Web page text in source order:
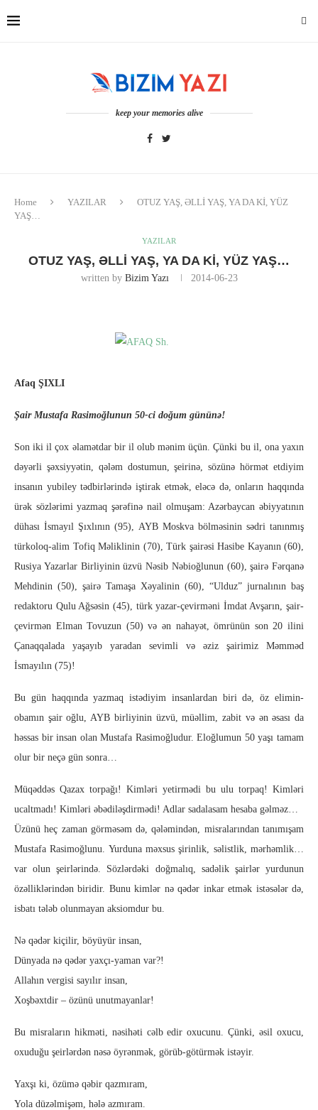
keep your memories alive
Home YAZILAR
OTUZ YAŞ, ƏLLİ YAŞ, YA DA Kİ, YÜZ
YAŞ…
YAZILAR
OTUZ YAŞ, ƏLLİ YAŞ, YA DA Kİ, YÜZ YAŞ…
written by Bizim Yazı 2014-06-23
Afaq ŞIXLI
Şair Mustafa Rasimoğlunun 50-ci doğum gününə!
Son iki il çox əlamətdar bir il olub mənim üçün. Çünki bu il, ona yaxın
dəyərli şəxsiyyətin, qələm dostumun, şeirinə, sözünə hörmət etdiyim
insanın yubiley tədbirlərində iştirak etmək, eləcə də, onların haqqında
ürək sözlərimi yazmaq şərəfinə nail olmuşam:Azərbaycan əbiyyatının
dühası İsmayıl Şıxlının (95), AYB Moskva bölməsinin sədri tanınmış
türkoloq-alim Tofiq Məliklinin (70), Türk şairəsi Hasibe Kayanın (60),
Rusiya Yazarlar Birliyinin üzvü Nəsib Nəbioğlunun (60), şairə Fərqanə
Mehdinin (50), şairə Tamaşa Xəyalinin (60), “Ulduz” jurnalının baş
redaktoru Qulu Ağsəsin (45), türk yazar-çevirməni İmdat Avşarın, şair-
çevirmən Elman Tovuzun (50) və ən nahayət, ömrünün son 20 ilini
Çanaqqalada yaşayıb yaradan sevimli və əziz şairimiz Məmməd
İsmayılın (75)!
Bu gün haqqında yazmaq istədiyim insanlardan biri də, öz elimin-
obamın şair oğlu, AYB birliyinin üzvü, müəllim, zabit və ən əsası da
həssas bir insan olan Mustafa Rasimoğludur. Eloğlumun 50 yaşı tamam
olur bir neçə gün sonra…
Müqəddəs Qazax torpağı! Kimləri yetirmədi bu ulu torpaq! Kimləri
ucaltmadı! Kimləri əbədiləşdirmədi! Adlar sadalasam hesaba gəlməz…
Üzünü heç zaman görməsəm də, qələmindən, misralarından tanımışam
Mustafa Rasimoğlunu. Yurduna məxsus şirinlik, səlistlik, mərhəmlik…
var olun şeirlərində. Sözlərdəki doğmalıq, sadəlik şairlər yurdunun
özəlliklərindən biridir. Bunu kimlər nə qədər inkar etmək istəsələr də,
isbatı tələb olunmayan aksiomdur bu.
Nə qədər kiçilir, böyüyür insan,
Dünyada nə qədər yaxçı-yaman var?!
Allahın vergisi sayılır insan,
Xoşbəxtdir – özünü unutmayanlar!
Bu misraların hikməti, nəsihəti cəlb edir oxucunu. Çünki, əsil oxucu,
oxuduğu şeirlərdən nəsə öyrənmək, görüb-götürmək istəyir.
Yaxşı ki, özümə qəbir qazmıram,
Yola düzəlmişəm, hələ azmıram.